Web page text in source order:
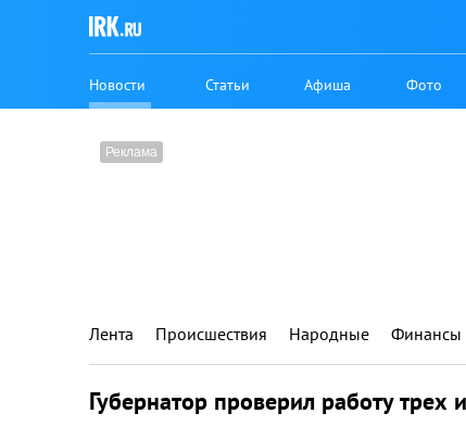
Новости Статьи Афиша Фото
Лента Происшествия Народные Финансы
Губернатор проверил работу трех